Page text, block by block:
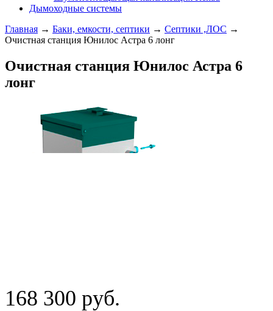
Дымоходные системы
Главная → Баки, емкости, септики → Септики ,ЛОС →
Очистная станция Юнилос Астра 6 лонг
Очистная станция Юнилос Астра 6
лонг
168 300 руб.